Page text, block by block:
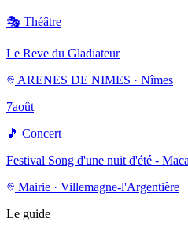
🎭 Théâtre
Le Reve du Gladiateur
ARENES DE NIMES · Nîmes
7août
🎵 Concert
Festival Song d'une nuit d'été -
Mairie · Villemagne-l'Argentière
Le guide